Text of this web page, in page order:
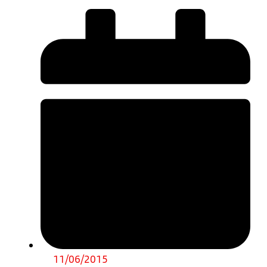
11/06/2015